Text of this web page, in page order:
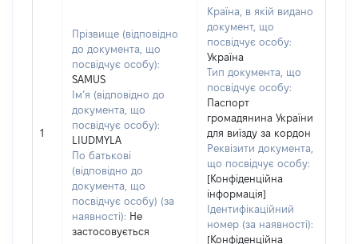
1
Прізвище (відповідно
до документа, що
посвідчує особу):
SAMUS
Ім’я (відповідно до
документа, що
посвідчує особу):
LIUDMYLA
По батькові
(відповідно до
документа, що
посвідчує особу) (за
наявності): Не
застосовується
Країна, в якій видано
документ, що
посвідчує особу:
Україна
Тип документа, що
посвідчує особу:
Паспорт
громадянина України
для виїзду за кордон
Реквізити документа,
що посвідчує особу:
[Конфіденційна
інформація]
Ідентифікаційний
номер (за наявності):
[Конфіденційна